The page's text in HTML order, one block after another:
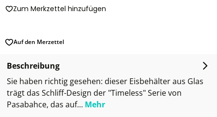
Zum Merkzettel hinzufügen
Auf den Merzettel
Beschreibung
Sie haben richtig gesehen: dieser Eisbehälter aus Glas
trägt das Schliff-Design der "Timeless" Serie von
Pasabahce, das auf… Mehr